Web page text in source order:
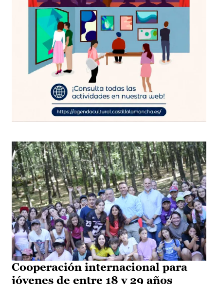
Cooperación internacional para
jóvenes de entre 18 y 29 años